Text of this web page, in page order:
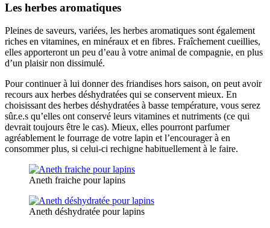
Les herbes aromatiques
Pleines de saveurs, variées, les herbes aromatiques sont également
riches en vitamines, en minéraux et en fibres. Fraîchement cueillies,
elles apporteront un peu d’eau à votre animal de compagnie, en plus
d’un plaisir non dissimulé.
Pour continuer à lui donner des friandises hors saison, on peut avoir
recours aux herbes déshydratées qui se conservent mieux. En
choisissant des herbes déshydratées à basse température, vous serez
sûr.e.s qu’elles ont conservé leurs vitamines et nutriments (ce qui
devrait toujours être le cas). Mieux, elles pourront parfumer
agréablement le fourrage de votre lapin et l’encourager à en
consommer plus, si celui-ci rechigne habituellement à le faire.
Aneth fraiche pour lapins
Aneth déshydratée pour lapins